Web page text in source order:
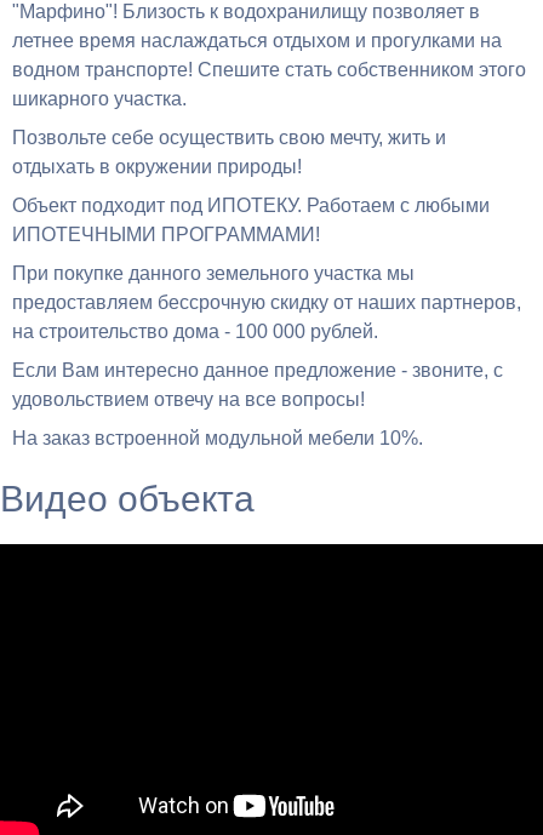
"Марфино"! Близость к водохранилищу позволяет в
летнее время наслаждаться отдыхом и прогулками на
водном транспорте! Спешите стать собственником этого
шикарного участка.
Позвольте себе осуществить свою мечту, жить и
отдыхать в окружении природы!
Объект подходит под ИПОТЕКУ. Работаем с любыми
ИПОТЕЧНЫМИ ПРОГРАММАМИ!
При покупке данного земельного участка мы
предоставляем бессрочную скидку от наших партнеров,
на строительство дома - 100 000 рублей.
Если Вам интересно данное предложение - звоните, с
удовольствием отвечу на все вопросы!
На заказ встроенной модульной мебели 10%.
Видео объекта